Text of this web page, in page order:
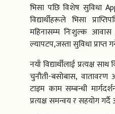
भिसा पछि विशेष सुविधा
विद्यार्थीहरूले भिसा
महिनासम्म निःशुल्क
ल्यापटप,जस्ता सुविधा
नयाँ विद्यार्थीलाई प्रत्यक्ष
चुनौती-बसोबास, वातावरण
टाइम काम सम्बन्धी
प्रत्यक्ष समन्वय र सहयोग